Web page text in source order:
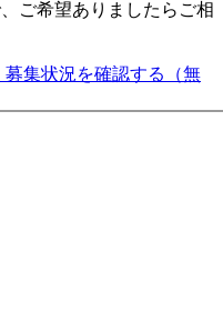
ご希望ありましたらご相
募集状況を確認する（無